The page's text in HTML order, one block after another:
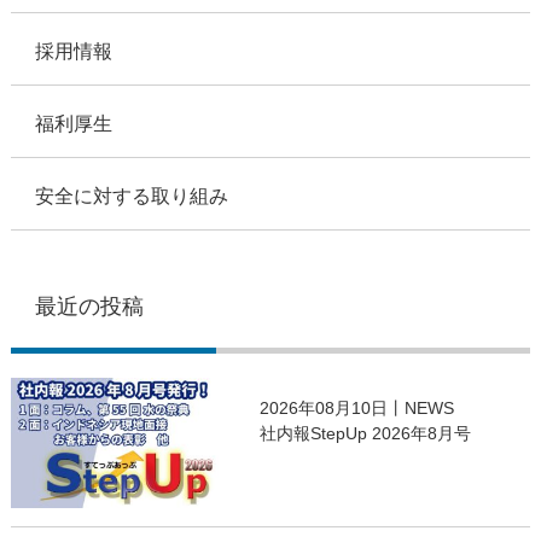
採用情報
福利厚生
安全に対する取り組み
最近の投稿
2026年08月10日丨NEWS
社内報StepUp 2026年8月号